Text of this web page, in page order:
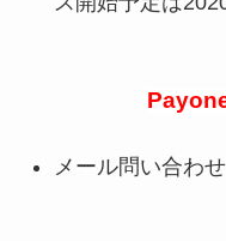
メール問い合わ